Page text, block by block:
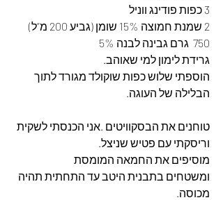
3 כפות פודינג ווניל
2 שמנת חמוצה 15% שומן (גביע 200 מ”ל)
750  גרם גבינה לבנה 5%
גרידת לימון למי שאוהב.
הוספתי שלוש כפות שוקולד מגורד לתוך
הבלילה של העוגה.
טוחנים את הבסקוויטים .אני הכנסתי לשקית
וריסקתי עם פטיש שניצל.
מוסיפים את החמאה המומסת
ומשטחים בתבנית היטב עד התחתית תהיה
מכוסה.